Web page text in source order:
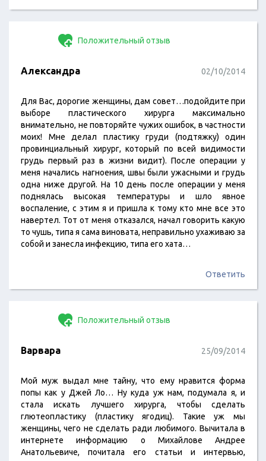
Положительный отзыв
Александра 02/10/2014
Для Вас, дорогие женщины, дам совет…подойдите при
выборе пластического хирурга максимально
внимательно, не повторяйте чужих ошибок, в частности
моих! Мне делал пластику груди (подтяжку) один
провинциальный хирург, который по всей видимости
грудь первый раз в жизни видит). После операции у
меня начались нагноения, швы были ужасными и грудь
одна ниже другой. На 10 день после операции у меня
поднялась высокая температуры и шло явное
воспаление, с этим я и пришла к тому кто мне все это
навертел. Тот от меня отказался, начал говорить какую
то чушь, типа я сама виновата, неправильно ухаживаю за
собой и занесла инфекцию, типа его хата…
Ответить
Положительный отзыв
Варвара 25/09/2014
Мой муж выдал мне тайну, что ему нравится форма
попы как у Джей Ло… Ну куда уж нам, подумала я, и
стала искать лучшего хирурга, чтобы сделать
глютеопластику (пластику ягодиц). Такие уж мы
женщины, чего не сделать ради любимого. Вычитала в
интернете информацию о Михайлове Андрее
Анатольевиче, почитала его статьи и интервью,